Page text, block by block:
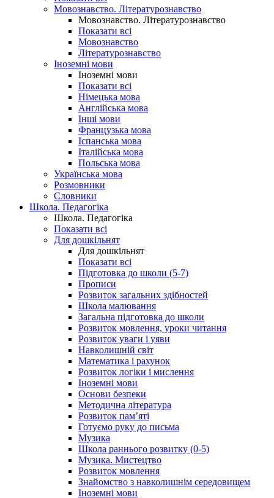
Мовознавство. Літературознавство
Мовознавство. Літературознавство
Показати всі
Мовознавство
Літературознавство
Іноземні мови
Іноземні мови
Показати всі
Німецька мова
Англійська мова
Інші мови
Французька мова
Іспанська мова
Італійська мова
Польська мова
Українська мова
Розмовники
Словники
Школа. Педагогіка
Школа. Педагогіка
Показати всі
Для дошкільнят
Для дошкільнят
Показати всі
Підготовка до школи (5-7)
Прописи
Розвиток загальних здібностей
Школа малювання
Загальна підготовка до школи
Розвиток мовлення, уроки читання
Розвиток уваги і уяви
Навколишній світ
Математика і рахунок
Розвиток логіки і мислення
Іноземні мови
Основи безпеки
Методична література
Розвиток пам’яті
Готуємо руку до письма
Музика
Школа раннього розвитку (0-5)
Музика. Мистецтво
Розвиток мовлення
Знайомство з навколишнім середовищем
Іноземні мови